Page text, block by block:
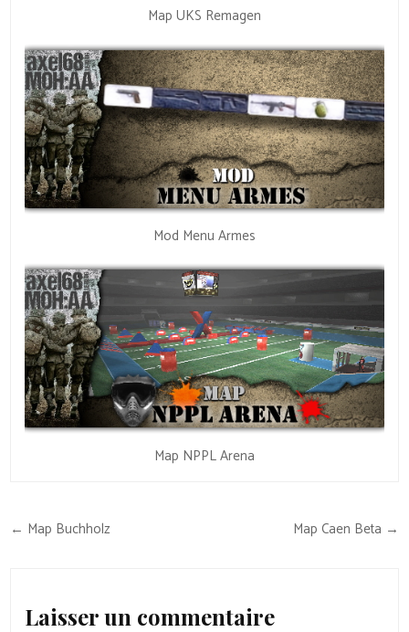
Map UKS Remagen
Mod Menu Armes
Map NPPL Arena
Navigation
← Map Buchholz Map Caen Beta →
Laisser un commentaire